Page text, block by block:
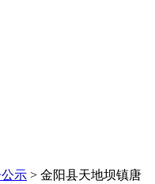
示 > 金阳县天地坝镇唐